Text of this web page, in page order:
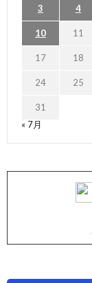
3 4
10 11
17 18
24 25
31
« 7月